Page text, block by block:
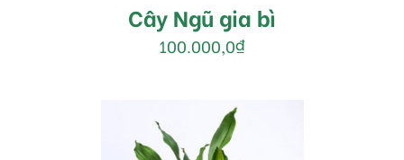
Cây Ngũ gia bì
100.000,0₫